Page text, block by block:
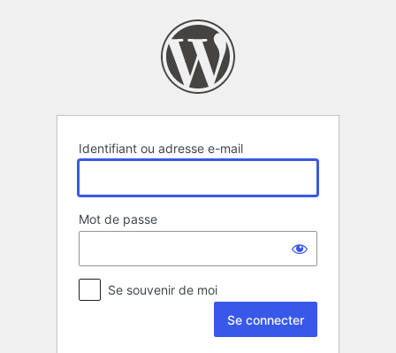
Identifiant ou adresse e-mail
Mot de passe
Se souvenir de moi